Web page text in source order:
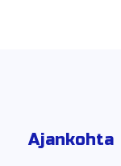
Ajankohta